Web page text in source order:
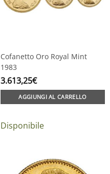
Cofanetto Oro Royal Mint
1983
3.613,25€
AGGIUNGI AL CARRELLO
Disponibile